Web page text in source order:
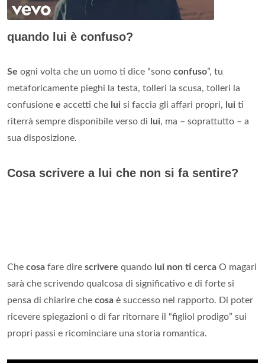
quando lui è confuso?
Se ogni volta che un uomo ti dice “sono confuso”, tu
metaforicamente pieghi la testa, tolleri la scusa, tolleri la
confusione e accetti che lui si faccia gli affari propri, lui ti
riterrà sempre disponibile verso di
lui, ma – soprattutto – a
sua disposizione.
Cosa scrivere a lui che non si fa sentire?
Che cosa fare dire scrivere quando lui non ti cerca O magari
sarà che scrivendo qualcosa di significativo e di forte si
pensa di chiarire che cosa è successo nel rapporto. Di poter
ricevere spiegazioni o di far ritornare il “figliol prodigo” sui
propri passi e ricominciare una storia romantica.